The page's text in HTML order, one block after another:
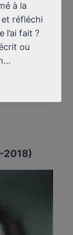
à la
et réfléchi
l’ai fait ?
ou
2018)